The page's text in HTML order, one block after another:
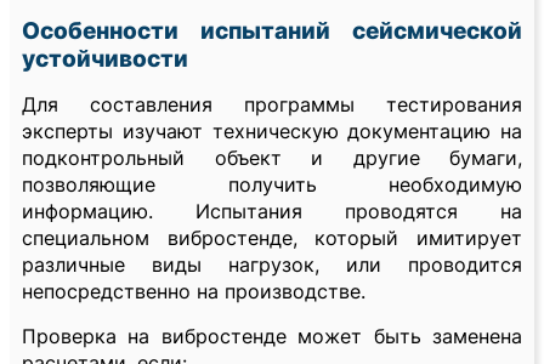
Особенности испытаний сейсмической
устойчивости
Для составления программы тестирования
эксперты изучают техническую документацию на
подконтрольный объект и другие бумаги,
позволяющие получить необходимую
информацию. Испытания проводятся на
специальном вибростенде, который имитирует
различные виды нагрузок, или проводится
непосредственно на производстве.
Проверка на вибростенде может быть заменена